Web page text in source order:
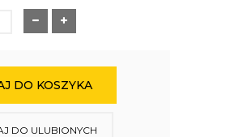
DO KOSZYKA
DO ULUBIONYCH